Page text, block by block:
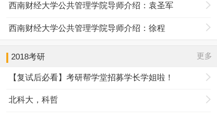
西南财经大学公共管理学院导师介绍：袁圣军
西南财经大学公共管理学院导师介绍：徐程
2018考研 更多
【复试后必看】考研帮学堂招募学长学姐啦！
北科大，科哲